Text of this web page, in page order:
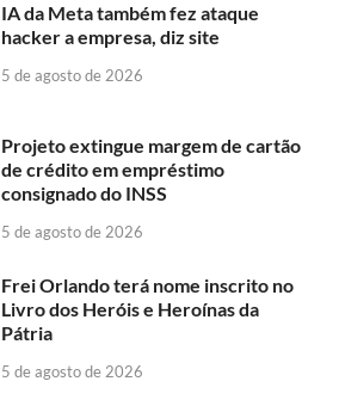
IA da Meta também fez ataque
hacker a empresa, diz site
5 de agosto de 2026
Projeto extingue margem de cartão
de crédito em empréstimo
consignado do INSS
5 de agosto de 2026
Frei Orlando terá nome inscrito no
Livro dos Heróis e Heroínas da
Pátria
5 de agosto de 2026